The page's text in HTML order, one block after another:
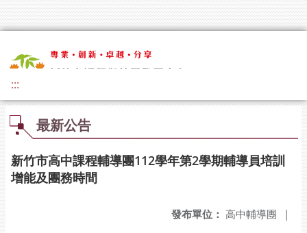
:::
最新公告
新竹市高中課程輔導團112學年第2學期輔導員培訓
增能及團務時間
發布單位： 高中輔導團 |